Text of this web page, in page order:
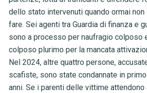
dello stato intervenuti quando ormai non
fare. Sei agenti tra Guardia di finanza e
sono a processo per naufragio colposo
colposo plurimo per la mancata
Nel 2024, altre quattro persone,
scafiste, sono state condannate in
anni. Se i parenti delle vittime